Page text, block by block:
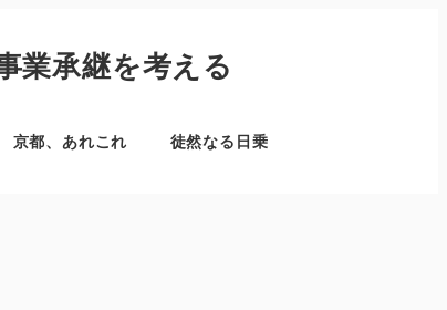
業承継を考える
京都、あれこれ 徒然なる日乗